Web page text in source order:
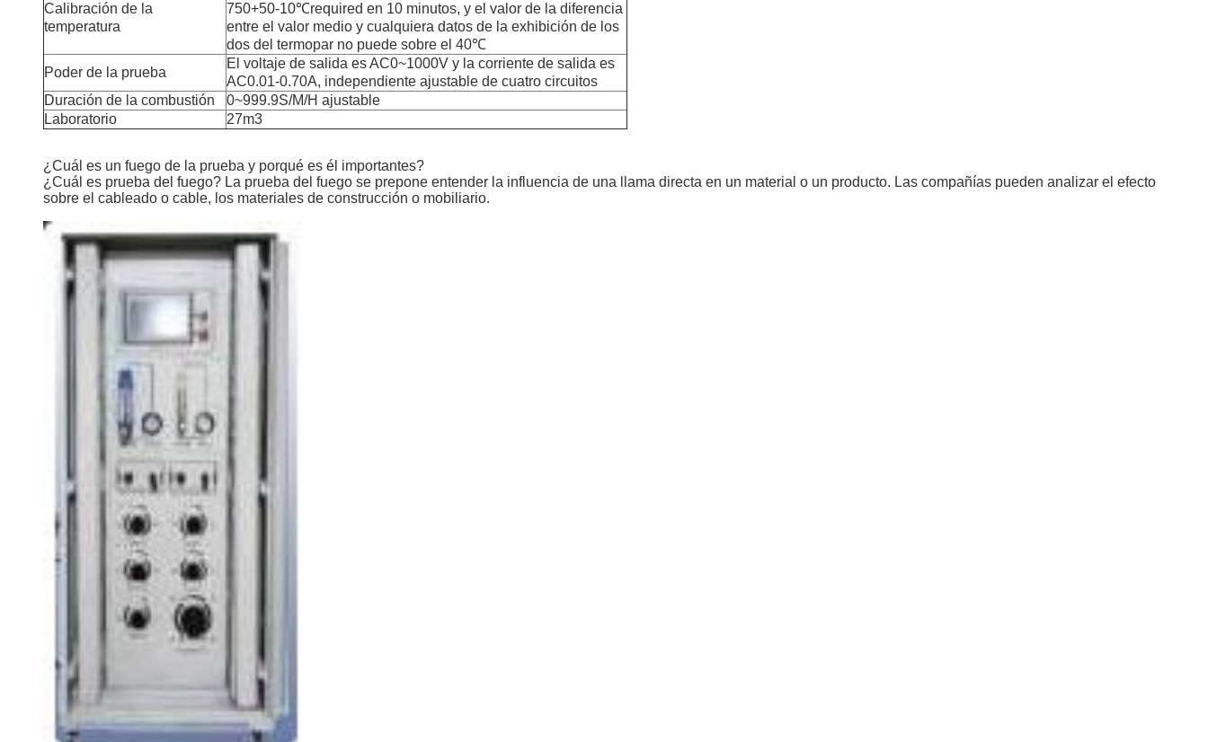
Calibración de la
temperatura
750+50-10℃required en 10 minutos, y el valor de la diferencia
entre el valor medio y cualquiera datos de la exhibición de los
dos del termopar no puede sobre el 40℃
Poder de la prueba
El voltaje de salida es AC0~1000V y la corriente de salida es
AC0.01-0.70A, independiente ajustable de cuatro circuitos
Duración de la combustión
0~999.9S/M/H ajustable
Laboratorio
27m3
¿Cuál es un fuego de la prueba y porqué es él importantes?
¿Cuál es prueba del fuego? La prueba del fuego se prepone entender la influencia de una llama directa en un material o un producto. Las compañías pueden analizar el efecto
sobre el cableado o cable, los materiales de construcción o mobiliario.